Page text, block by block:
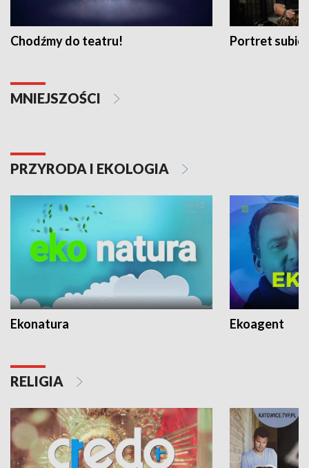
Chodźmy do teatru! Portret
MNIEJSZOŚCI
PRZYRODA I EKOLOGIA
Ekonatura Ekoagent
RELIGIA